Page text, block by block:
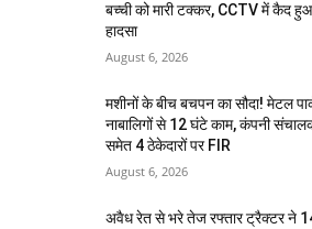
बच्ची को मारी टक्कर, CCTV में कैद
हादसा
August 6, 2026
मशीनों के बीच बचपन का सौदा! मेटल
नाबालिगों से 12 घंटे काम, कंपनी
समेत 4 ठेकेदारों पर FIR
August 6, 2026
अवैध रेत से भरे तेज रफ्तार ट्रैक्टर ने